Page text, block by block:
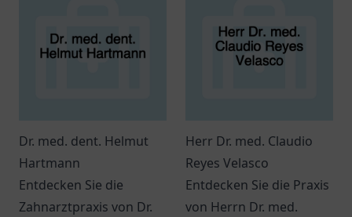
Dr. med. dent. Helmut
Hartmann
Entdecken Sie die
Zahnarztpraxis von Dr.
Herr Dr. med. Claudio
Reyes Velasco
Entdecken Sie die Praxis
von Herrn Dr. med.